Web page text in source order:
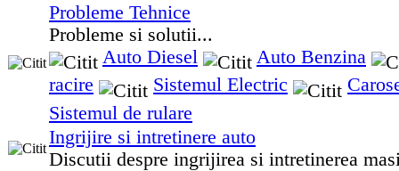
Probleme Tehnice
Probleme si solutii...
Auto Diesel
Auto Benzina
racire
Sistemul Electric
Sistemul de rulare
Ingrijire si intretinere auto
Discutii despre ingrijirea si intretinerea